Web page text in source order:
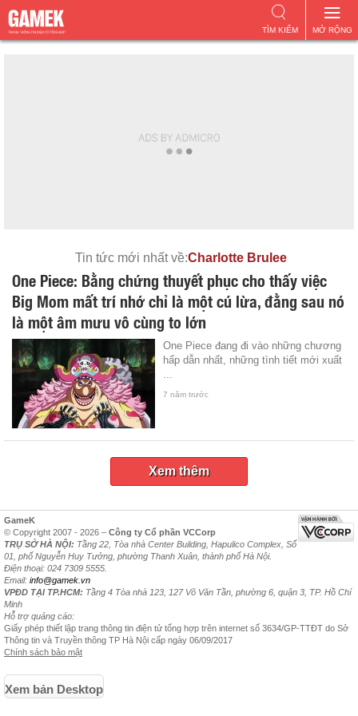
MỞ RỘNG
TÌM KIẾM
Tin tức mới nhất về:Charlotte Brulee
One Piece: Bằng chứng thuyết phục cho thấy việc
Big Mom mất trí nhớ chỉ là một cú lừa, đằng sau nó
là một âm mưu vô cùng to lớn
One Piece đang đi vào những chương
hấp dẫn nhất, những tình tiết mới xuất
...
7 năm trước
Xem thêm
GameK
© Copyright 2007 - 2026 – Công ty Cổ phần VCCorp
TRỤ SỞ HÀ NỘI: Tầng 22, Tòa nhà Center Building, Hapulico Complex, Số
01, phố Nguyễn Huy Tưởng, phường Thanh Xuân, thành phố Hà Nội.
Điện thoại: 024 7309 5555.
Email: info@gamek.vn
VPĐD TẠI TP.HCM: Tầng 4 Tòa nhà 123, 127 Võ Văn Tần, phường 6, quận 3, TP. Hồ Chí
Minh
Hỗ trợ quảng cáo:
Giấy phép thiết lập trang thông tin điện tử tổng hợp trên internet số 3634/GP-TTĐT do Sở
Thông tin và Truyền thông TP Hà Nội cấp ngày 06/09/2017
Chính sách bảo mật
Xem bản Desktop